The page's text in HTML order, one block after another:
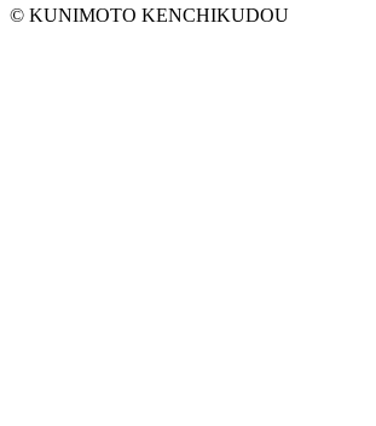
© KUNIMOTO KENCHIKUDOU